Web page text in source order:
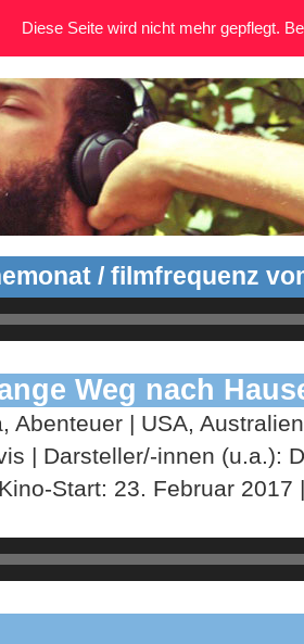
/ filmfrequenz
Weg nach
Abenteuer | USA,
| Darsteller/-innen (u.a.):
Start: 23. Februar 2017
Diese Seite wird nicht mehr gepflegt.